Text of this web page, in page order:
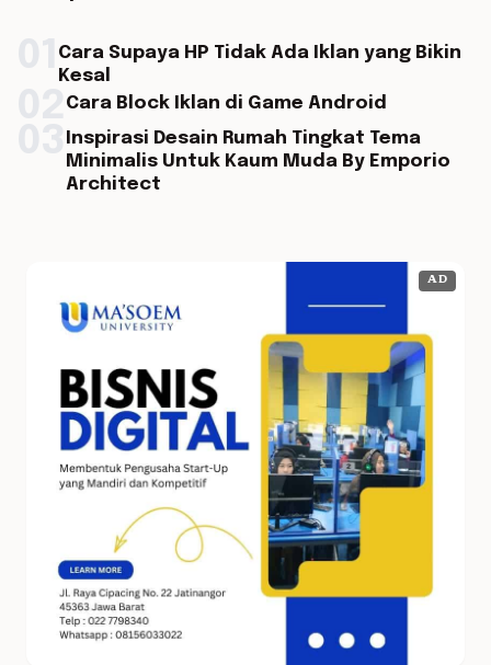
Cara Supaya HP Tidak Ada Iklan yang Bikin
Kesal
Cara Block Iklan di Game Android
Inspirasi Desain Rumah Tingkat Tema
Minimalis Untuk Kaum Muda By Emporio
Architect
AD